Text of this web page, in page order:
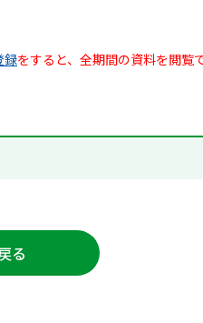
録をすると、全期間の資料を閲覧
る